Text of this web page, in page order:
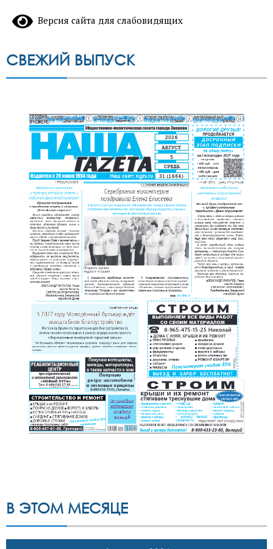
Версия сайта для слабовидящих
СВЕЖИЙ ВЫПУСК
В ЭТОМ МЕСЯЦЕ